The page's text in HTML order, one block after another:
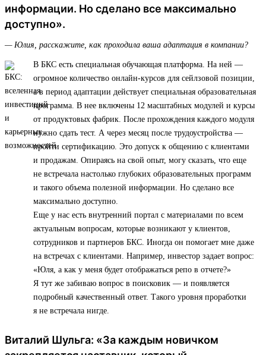
информации. Но сделано все максимально
доступно».
— Юлия, расскажите, как проходила ваша адаптация в компании?
В БКС есть специальная обучающая платформа. На ней —
огромное количество онлайн-курсов для сейлзовой позиции,
а в период адаптации действует специальная образовательная
программа. В нее включены 12 масштабных модулей и курсы
от продуктовых фабрик. После прохождения каждого модуля
нужно сдать тест. А через месяц после трудоустройства —
пройти сертификацию. Это допуск к общению с клиентами
и продажам. Опираясь на свой опыт, могу сказать, что еще
не встречала настолько глубоких образовательных программ
и такого объема полезной информации. Но сделано все
максимально доступно.
Еще у нас есть внутренний портал с материалами по всем
актуальным вопросам, которые возникают у клиентов,
сотрудников и партнеров БКС. Иногда он помогает мне даже
на встречах с клиентами. Например, инвестор задает вопрос:
«Юля, а как у меня будет отображаться репо в отчете?»
Я тут же забиваю вопрос в поисковик — и появляется
подробный качественный ответ. Такого уровня проработки
я не встречала нигде.
Виталий Шульга: «За каждым новичком